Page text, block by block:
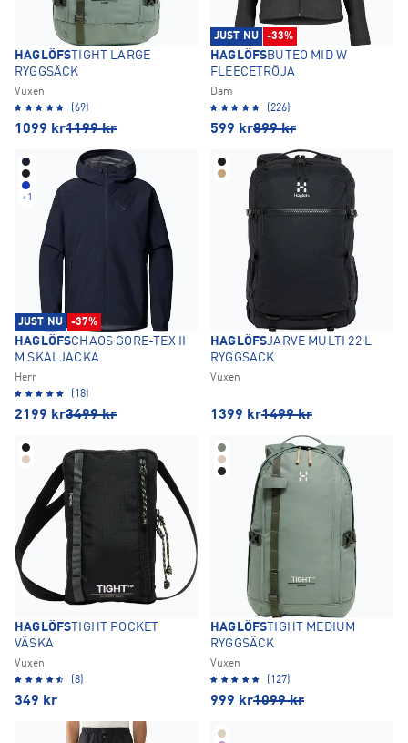
HAGLÖFS TIGHT LARGE
RYGGSÄCK
Vuxen
(69)
1099 kr1199 kr
JUST NU -33%
HAGLÖFSBUTEO MID W
FLEECETRÖJA
Dam
(226)
599 kr899 kr
+1
JUST NU -37%
HAGLÖFSCHAOS GORE-TEX II
M SKALJACKA
Herr
(18)
2199 kr3499 kr
HAGLÖFSJARVE MULTI 22 L
RYGGSÄCK
Vuxen
1399 kr1499 kr
HAGLÖFS TIGHT POCKET
VÄSKA
Vuxen
(8)
349 kr
HAGLÖFS TIGHT MEDIUM
RYGGSÄCK
Vuxen
(127)
999 kr1099 kr